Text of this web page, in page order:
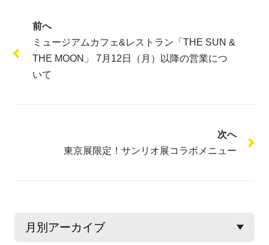
前へ
ミュージアムカフェ&レストラン「THE SUN &
THE MOON」 7月12日（月）以降の営業につ
いて
次へ
東京展限定！サンリオ展コラボメニュー